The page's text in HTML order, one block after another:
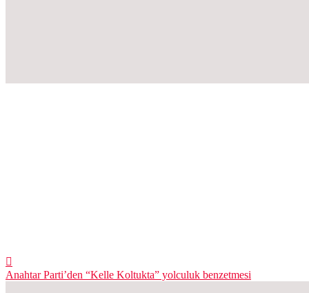
Anahtar Parti’den “Kelle Koltukta” yolculuk benzetmesi